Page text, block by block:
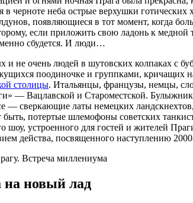
черноте неба острые верхушки
появляющиеся в тот момент, когда
если приложить свою ладонь к
сбудется. И люди…
и не очень людей в шутовских колпаках с
поодиночке и группками, кричащих
столицы. Итальянцы, французы, немцы,
— Вацлавской и Староместской.
— сверкающие латы немецких
быть, потертые шлемофоны советских
шоу, устроенного для гостей и жителей
действа, посвященного наступлению
на новый лад